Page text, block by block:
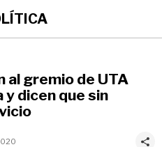
al gremio de UTA
dicen que sin